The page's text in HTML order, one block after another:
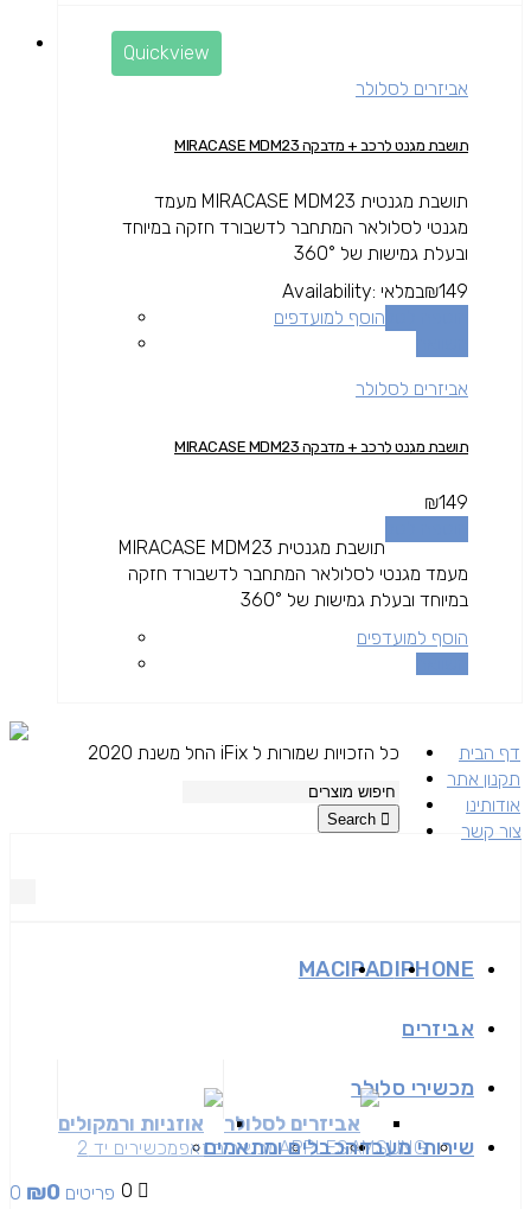
Quickview
אביזרים לסלולר
תושבת מגנט לרכב + מדבקה MIRACASE MDM23
תושבת מגנטית MIRACASE MDM23 מעמד
מגנטי לסלולאר המתחבר לדשבורד חזקה במיוחד
ובעלת גמישות של 360°
₪149
Availability: במלאי
הוסף למועדפים
אביזרים לסלולר
תושבת מגנט לרכב + מדבקה MIRACASE MDM23
₪149
תושבת מגנטית MIRACASE MDM23
מעמד מגנטי לסלולאר המתחבר לדשבורד חזקה
במיוחד ובעלת גמישות של 360°
הוסף למועדפים
דף הבית
תקנון אתר
אודותינו
צור קשר
כל הזכויות שמורות ל iFix החל משנת 2020
IPHONE
IPAD
MAC
אביזרים
אביזרים לסלולר אוזניות ורמקולים
מכשירי סלולר
SAMSUNG
APPLEמכשירים זאפמכשירים יד 2 שירותי מעבדהכבלים ומתאמים
0 0 פריטים ₪0
Search